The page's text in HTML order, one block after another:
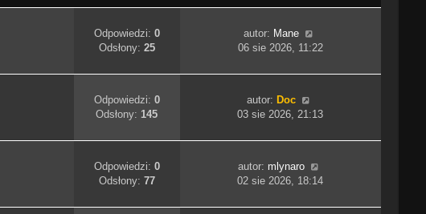
Odpowiedzi: 0
Odsłony: 25
autor: Mane
06 sie 2026, 11:22
Odpowiedzi: 0
Odsłony:145
autor: Doc
03 sie 2026, 21:13
Odpowiedzi: 0
Odsłony: 77
autor: mlynaro
02 sie 2026, 18:14